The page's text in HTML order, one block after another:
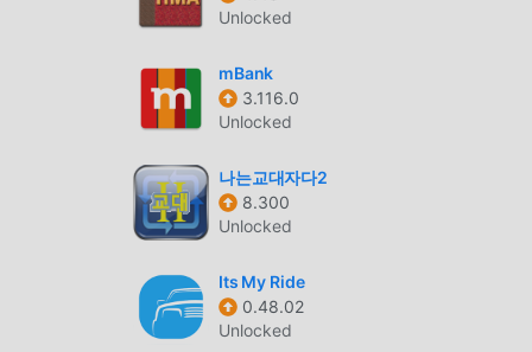
aplikasi untuk para penggemar untuk bertukar
MOD UNIK
melampirkan versi mod, memberi Anda
tertinggiModern Beach House 1.2.4 dengan
manual oleh moddroid, 100% gratis dan
dapat mengunduh dan menginstal Unlimited
kemudian nikmati Kenyamanan yang dibawa
Unlocked
mBank
3.116.0
Unlocked
나는교대자다2
8.300
Unlocked
Its My Ride
0.48.02
Unlocked